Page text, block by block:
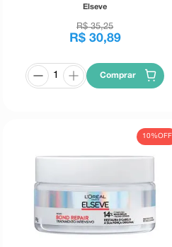
Elseve
R$ 35,25
R$ 30,89
Comprar
10%OFF